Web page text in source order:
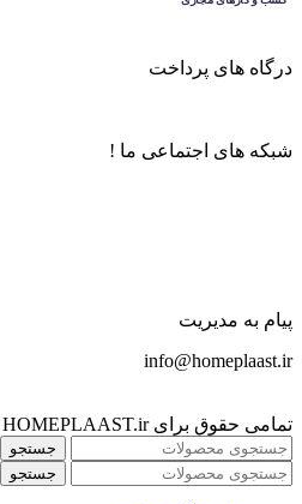
درگاه های پرداخت
شبکه های اجتماعی ما !
پیام به مدیریت
info@homeplaast.ir
تمامی حقوق برای HOMEPLAAST.ir محفوظ است.
جستجو
جستجو